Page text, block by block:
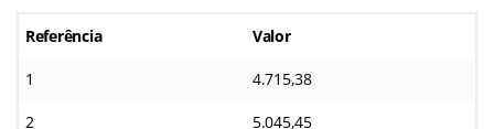
Referência Valor
1 4.715,38
2 5.045,45